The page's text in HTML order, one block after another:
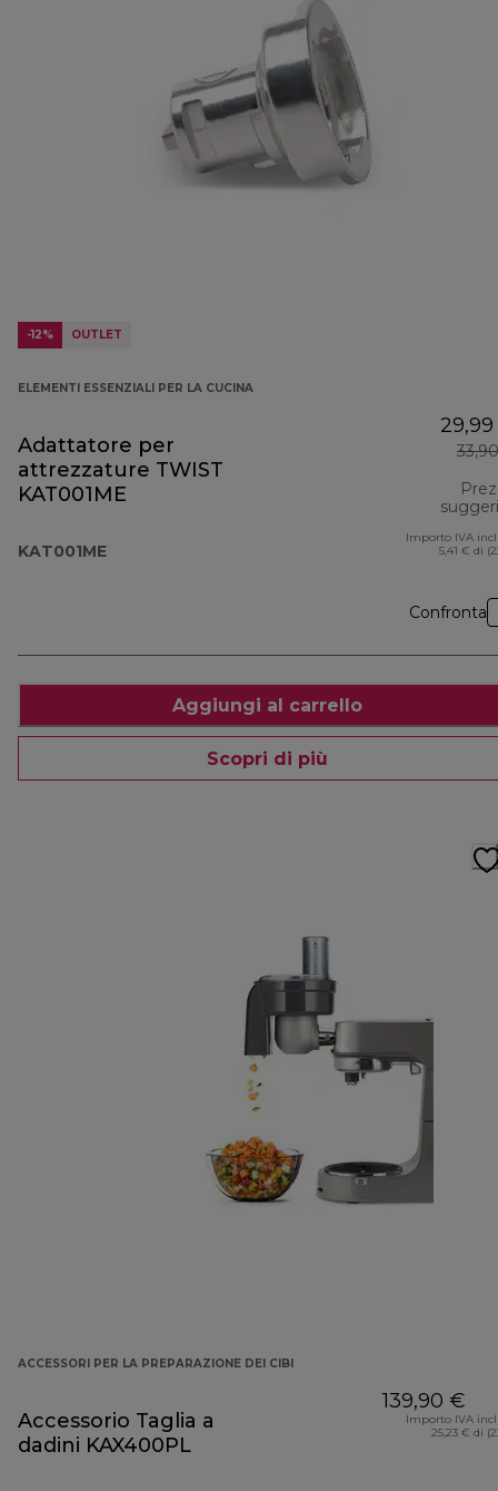
-12% OUTLET
ELEMENTI ESSENZIALI PER LA CUCINA
Adattatore per
attrezzature TWIST
KAT001ME
KAT001ME
Importo IVA
5,41 € di
Confronta
Aggiungi al carrello
Scopri di più
ACCESSORI PER LA PREPARAZIONE DEI CIBI
Accessorio Taglia a
dadini KAX400PL
139,90 €
Importo IVA
25,23 € di